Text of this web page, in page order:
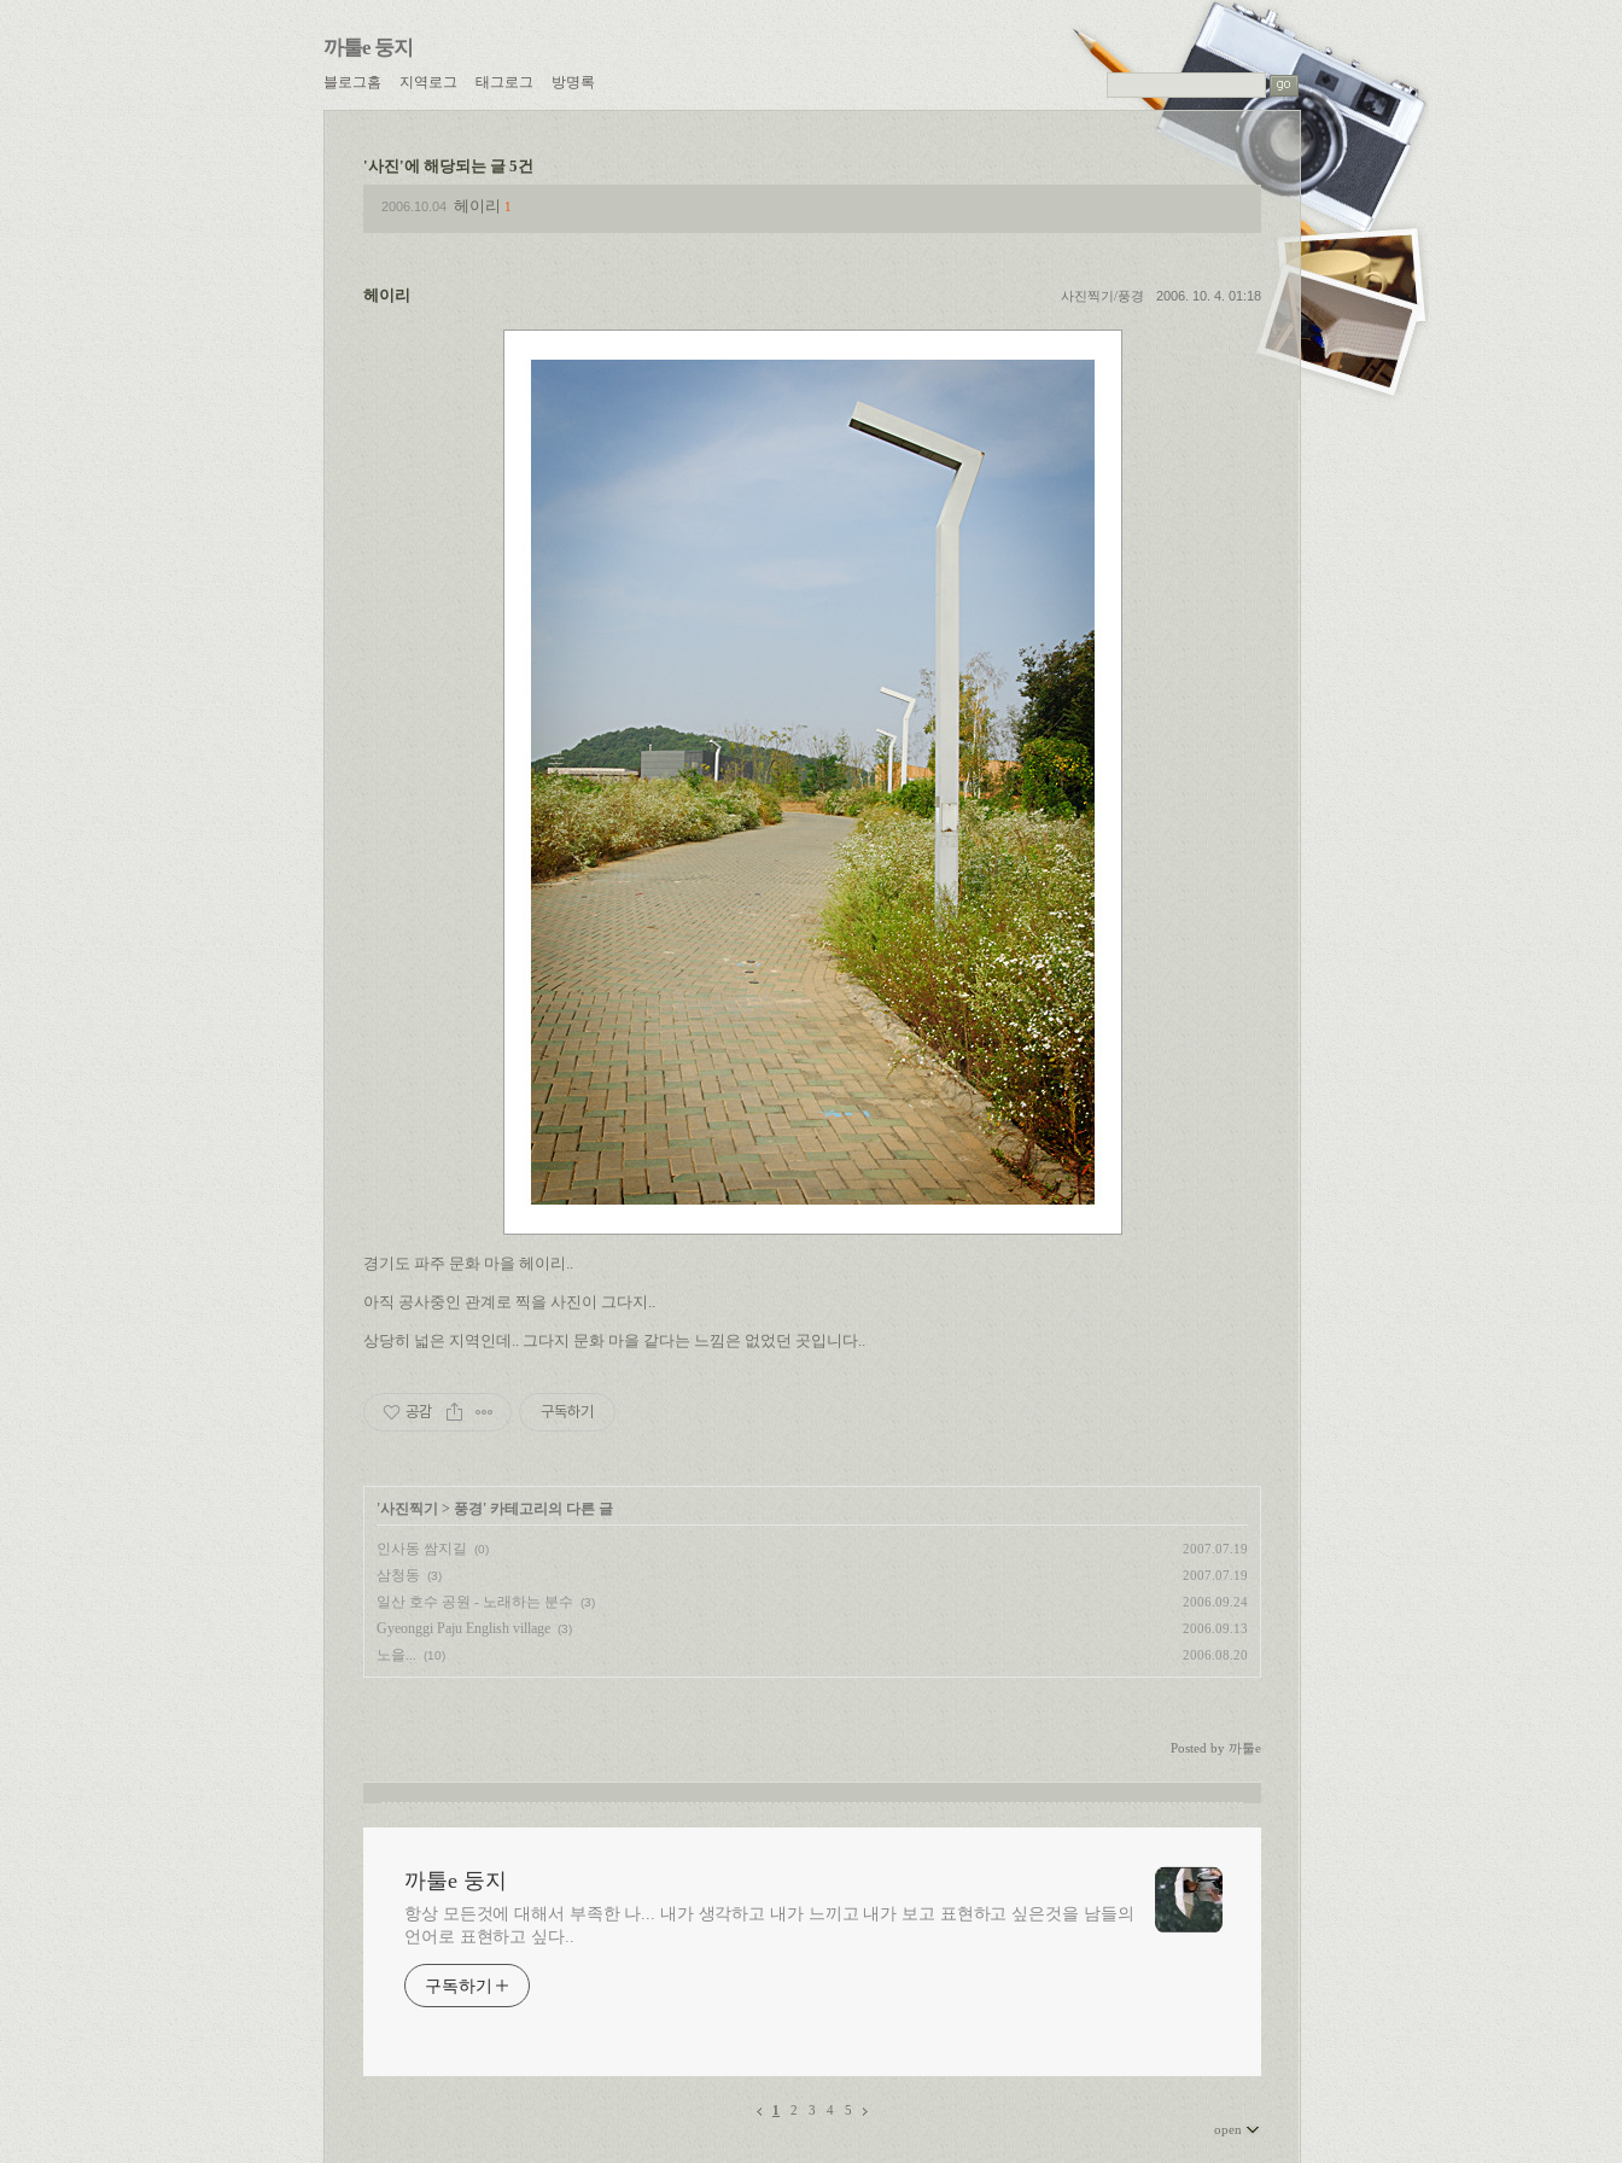
까툴e 둥지
블로그홈 지역로그 태그로그 방명록
'사진'에 해당되는 글 5건
2006.10.04 헤이리 1
헤이리 사진찍기/풍경 2006. 10. 4. 01:18
경기도 파주 문화 마을 헤이리..
아직 공사중인 관계로 찍을 사진이 그다지..
상당히 넓은 지역인데.. 그다지 문화 마을 같다는 느낌은 없었던 곳입니다..
공감 구독하기
'사진찍기 > 풍경' 카테고리의 다른 글
인사동 쌈지길 (0) 2007.07.19
삼청동 (3) 2007.07.19
일산 호수 공원 - 노래하는 분수 (3) 2006.09.24
Gyeonggi Paju English village (3) 2006.09.13
노을... (10) 2006.08.20
Posted by 까툴e
까툴e 둥지
항상 모든것에 대해서 부족한 나... 내가 생각하고 내가 느끼고 내가 보고 표현하고 싶은것을 남들의
언어로 표현하고 싶다..
구독하기
1 2 3 4
5
open